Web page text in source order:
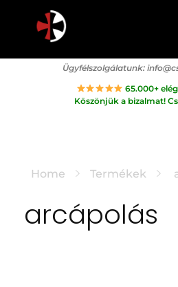
Csodapatika
Természet gyógyereje.
Ügyfélszolgálatunk:
65.000+
Köszönjük a bizalmat!
Home Termékek
arcápolás